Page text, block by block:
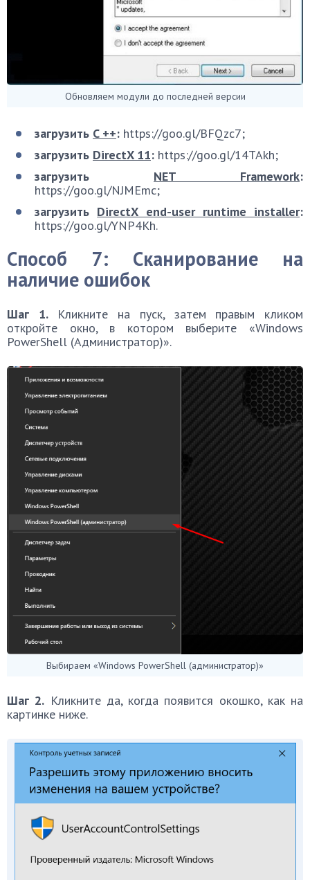
Обновляем модули до последней версии
загрузить C ++: https://goo.gl/BFQzc7;
загрузить DirectX 11: https://goo.gl/14TAkh;
загрузить NET Framework:
https://goo.gl/NJMEmc;
загрузить DirectX end-user runtime installer:
https://goo.gl/YNP4Kh.
Способ 7: Сканирование на
наличие ошибок
Шаг 1.Кликните на пуск, затем правым кликом
откройте окно, в котором выберите «Windows
PowerShell (Администратор)».
Выбираем «Windows PowerShell (администратор)»
Шаг 2. Кликните да, когда появится окошко, как на
картинке ниже.